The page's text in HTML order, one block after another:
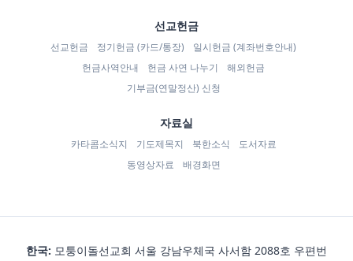
선교헌금
선교헌금 정기헌금 (카드/통장)
일시헌금 (계좌번호안내)
헌금사역안내
헌금 사연 나누기
해외헌금
기부금(연말정산) 신청
자료실
카타콤소식지 기도제목지 북한소식
도서자료
동영상자료
배경화면
한국: 모퉁이돌선교회 서울 강남우체국 사서함 2088호 우편번